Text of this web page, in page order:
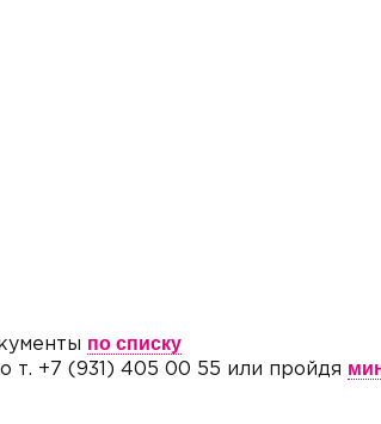
по списку
т. +7 (931) 405 00 55 или пройдя